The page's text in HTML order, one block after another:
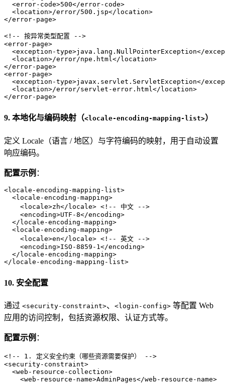
<error-code>500</error-code>
<location>/error/500.jsp</ location>
</error-page>
<!-- 按异常类型配置 -->
<error-page>
<exception-type>java.lang.NullPointerException</
<location>/error/npe.html</ location>
</error-page>
<error-page>
<exception-type>javax.servlet.ServletException</
<location>/error/servlet-error.html</ location>
</error-page>
9. 本地化与编码映射（<locale-encoding-mapping-list>）
定义 Locale（语言 / 地区）与字符编码的映射，用于自动设置
响应编码。
配置示例 ：
<locale-encoding-mapping-list>
<locale-encoding-mapping>
<locale>zh</locale> <!-- 中文 -->
<encoding>UTF-8</encoding>
</locale-encoding-mapping>
<locale-encoding-mapping>
<locale>en</locale> <!-- 英文 -->
<encoding>ISO-8859-1 </encoding>
</locale-encoding-mapping>
</locale-encoding-mapping-list>
10. 安全配置
通过 <security-constraint>、 <login-config> 等配置 Web
应用的访问控制，包括资源权限、认证方式等。
配置示例 ：
<!-- 1. 定义安全约束（哪些资源需要保护） -->
<security-constraint>
<web-resource-collection>
<web-resource-name>AdminPages</web-resource-name>